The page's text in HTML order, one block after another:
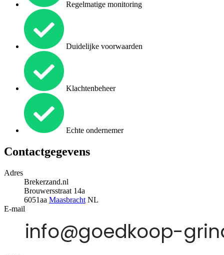
Regelmatige monitoring
Duidelijke voorwaarden
Klachtenbeheer
Echte ondernemer
Contactgegevens
Adres
Brekerzand.nl
Brouwersstraat 14a
6051aa Maasbracht NL
E-mail